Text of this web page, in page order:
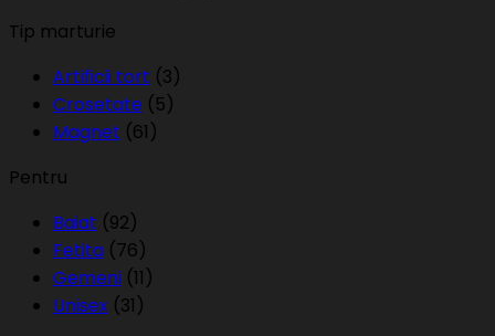
Tip marturie
Artificii tort (3)
Crosetate (5)
Magnet (61)
Pentru
Baiat (92)
Fetita (76)
Gemeni (11)
Unisex (31)